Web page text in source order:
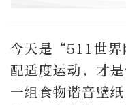
今天是“511世界
配适度运动，才
一组食物谐音壁